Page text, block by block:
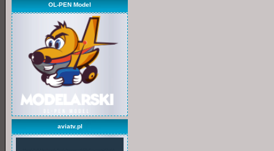
OL-PEN Model
aviatv.pl